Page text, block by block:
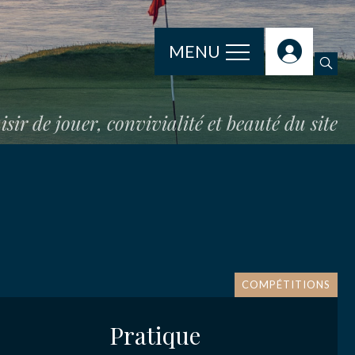
MENU
de jouer, convivialité et beauté du site
COMPÉTITIONS
Pratique